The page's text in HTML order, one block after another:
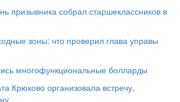
призывника собрал старшеклассников в
зоны: что проверил глава управы
многофункциональные болларды
Крюково организовала встречу,